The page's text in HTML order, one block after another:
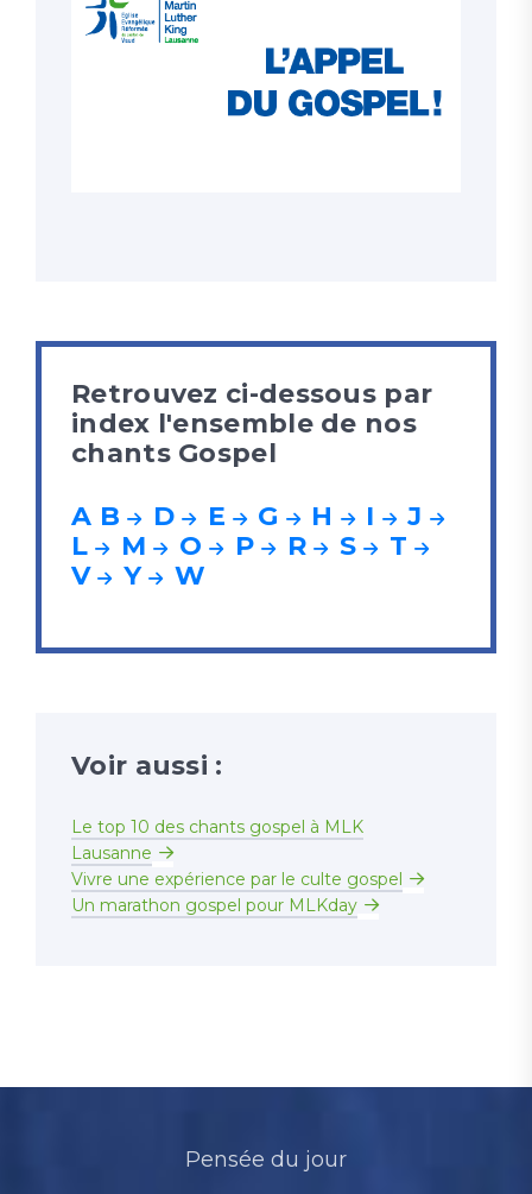
Retrouvez ci-dessous par
index l'ensemble de nos
chants Gospel
A B D E G H I
J
L
M O P R S
T
V
Y W
Voir aussi :
Le top 10 des chants gospel à MLK
Lausanne
Vivre une expérience par le culte gospel
Un marathon gospel pour MLKday
Pensée du jour